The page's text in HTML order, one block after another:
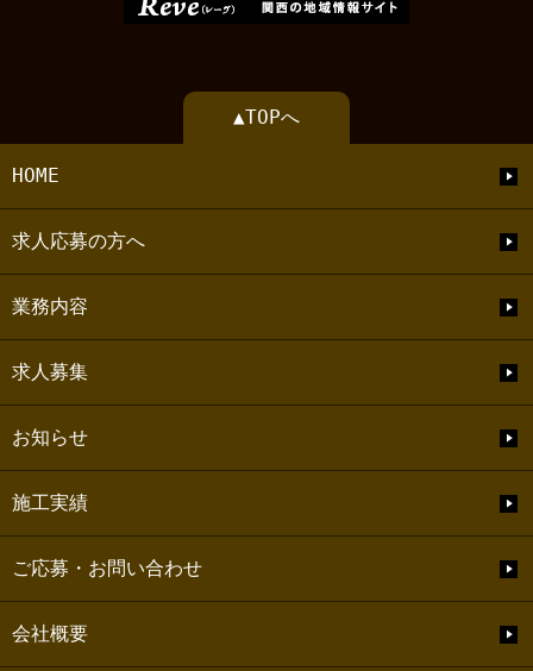
▲TOPへ
HOME
求人応募の方へ
業務内容
求人募集
お知らせ
施工実績
ご応募・お問い合わせ
会社概要